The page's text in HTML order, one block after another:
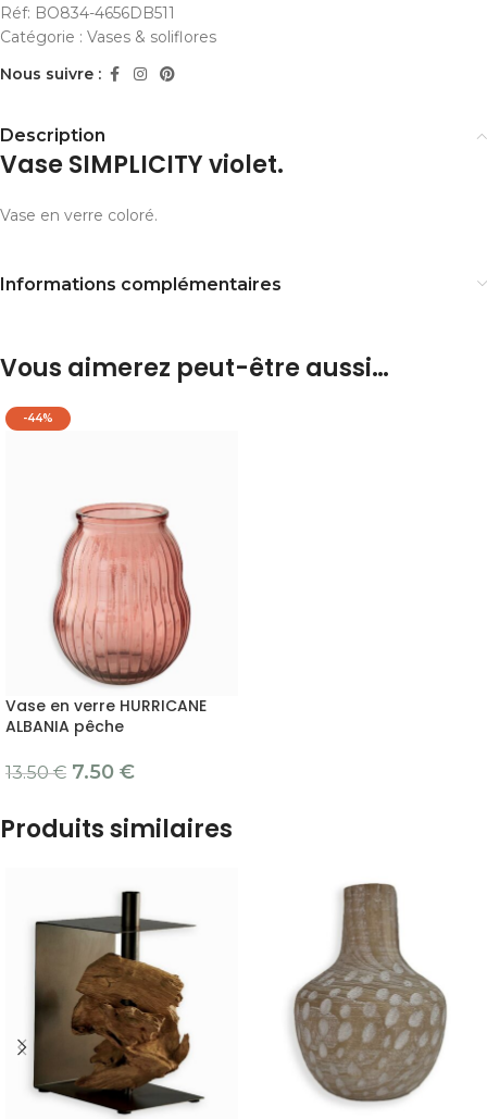
Réf: BO834-4656DB511
Catégorie : Vases & soliflores
Nous suivre :
Description
Vase SIMPLICITY violet.
Vase en verre coloré.
Informations complémentaires
Vous aimerez peut-être aussi…
-44%
Vase en verre HURRICANE
ALBANIA pêche
13.50€ 7.50 €
Produits similaires